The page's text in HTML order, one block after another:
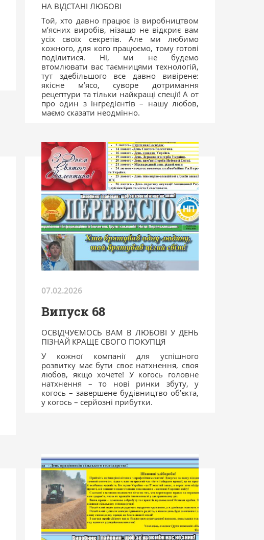
НА ВІДСТАНІ ЛЮБОВІ
Той, хто давно працює із виробництвом
м’ясних виробів, нізащо не відкриє вам
усіх своїх секретів. Але ми любимо
кожного, для кого працюємо, тому готові
поділитися. Ні, ми не будемо
втомлювати вас таємницями технологій,
тут здебільшого все давно вивірене:
якісне м’ясо, суворе дотримання
рецептури та тільки найкращі спеції! А от
про один з інгредієнтів – нашу любов,
маємо сказати неодмінно.
07.02.2026
Випуск 68
ОСВІДЧУЄМОСЬ ВАМ В ЛЮБОВІ У ДЕНЬ
ПІЗНАЙ КРАЩЕ СВОГО ПОКУПЦЯ
У кожної компанії для успішного
розвитку має бути своє натхнення, своя
любов, якщо хочете! У когось головне
натхнення – то нові ринки збуту, у
когось – завершене будівництво об’єкта,
у когось – серйозні прибутки.